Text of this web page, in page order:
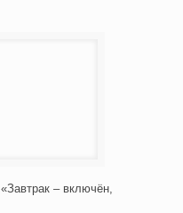
– включён,